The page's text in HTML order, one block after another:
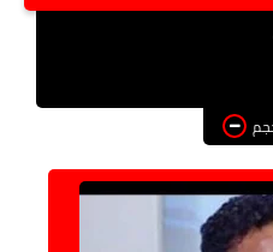
عربى ودولى
توك شو
آراء وتحليلات